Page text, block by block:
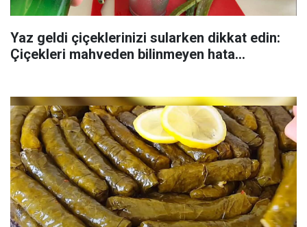
Yaz geldi çiçeklerinizi sularken dikkat edin:
Çiçekleri mahveden bilinmeyen hata...